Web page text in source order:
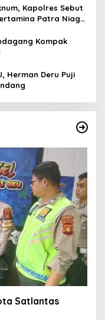
Kapolres Sebut
Patra Niaga
Kompak
Herman Deru Puji
Satlantas